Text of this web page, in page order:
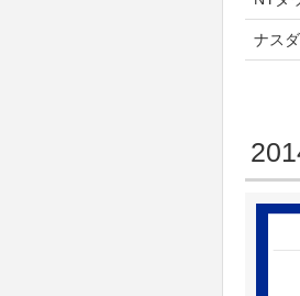
ナス